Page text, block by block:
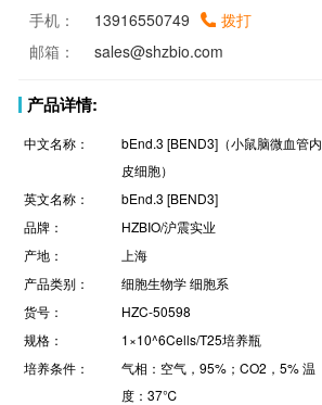
手机：
13916550749
拨打
邮箱：
sales@shzbio.com
产品详情:
中文名称：
bEnd.3 [BEND3]（小鼠脑微血管内
皮细胞）
英文名称：
bEnd.3 [BEND3]
品牌：
HZBIO/沪震实业
产地：
上海
产品类别：
细胞生物学 细胞系
货号：
HZC-50598
规格：
1×10^6Cells/T25培养瓶
培养条件：
气相：空气，95%；CO2，5% 温
度：37℃